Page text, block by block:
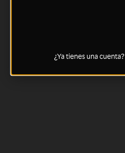
¿Ya tienes una cuenta?